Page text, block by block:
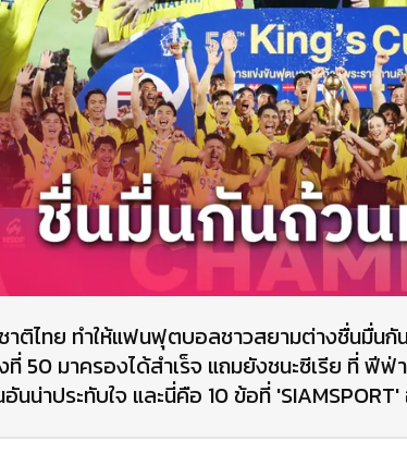
าติไทย ทำให้แฟนฟุตบอลชาวสยามต่างชื่นมื่น
ที่ 50 มาครองได้สำเร็จ แถมยังชนะซีเรีย ที่ ฟีฟ่
อันน่าประทับใจ และนี่คือ 10 ข้อที่